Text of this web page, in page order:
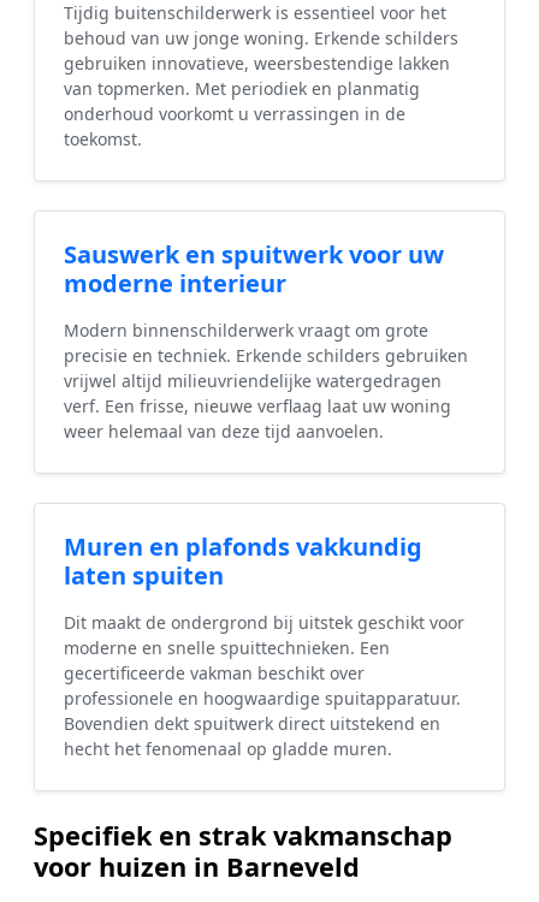
Tijdig buitenschilderwerk is essentieel voor het
behoud van uw jonge woning. Erkende schilders
gebruiken innovatieve, weersbestendige lakken
van topmerken. Met periodiek en planmatig
onderhoud voorkomt u verrassingen in de
toekomst.
Sauswerk en spuitwerk voor uw
moderne interieur
Modern binnenschilderwerk vraagt om grote
precisie en techniek. Erkende schilders gebruiken
vrijwel altijd milieuvriendelijke watergedragen
verf. Een frisse, nieuwe verflaag laat uw woning
weer helemaal van deze tijd aanvoelen.
Muren en plafonds vakkundig
laten spuiten
Dit maakt de ondergrond bij uitstek geschikt voor
moderne en snelle spuittechnieken. Een
gecertificeerde vakman beschikt over
professionele en hoogwaardige spuitapparatuur.
Bovendien dekt spuitwerk direct uitstekend en
hecht het fenomenaal op gladde muren.
Specifiek en strak vakmanschap
voor huizen in Barneveld